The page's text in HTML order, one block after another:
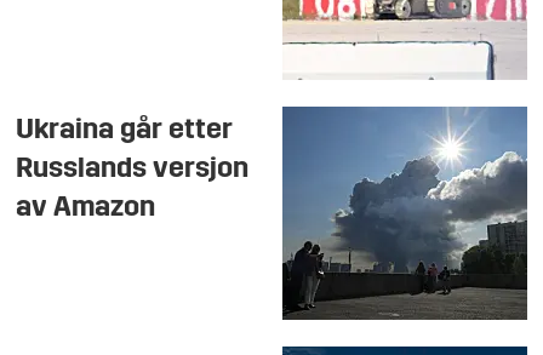
Ukraina går etter
Russlands versjon
av Amazon